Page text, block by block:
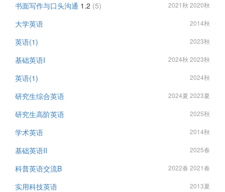
书面写作与口头沟通 1.2 (5) 2021秋 2020秋
大学英语 2014秋
英语(1) 2023秋
基础英语I 2024秋 2023秋
英语(1) 2024秋
研究生综合英语 2024夏 2023夏
研究生高阶英语 2025秋
学术英语 2014秋
基础英语II 2025春
科普英语交流B 2022春 2021春
实用科技英语 2013夏